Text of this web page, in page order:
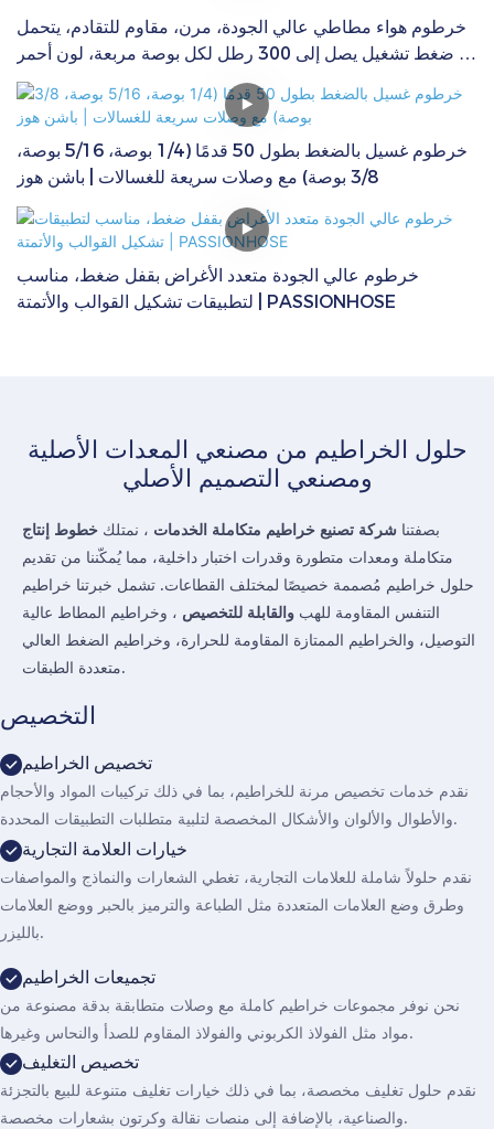
خرطوم هواء مطاطي عالي الجودة، مرن، مقاوم للتقادم، يتحمل
ضغط تشغيل يصل إلى 300 رطل لكل بوصة مربعة، لون أحمر |
PASSIONHOSE
خرطوم غسيل بالضغط بطول 50 قدمًا (1/4 بوصة، 5/16 بوصة،
3/8 بوصة) مع وصلات سريعة للغسالات | باشن هوز
خرطوم عالي الجودة متعدد الأغراض بقفل ضغط، مناسب
لتطبيقات تشكيل القوالب والأتمتة | PASSIONHOSE
حلول الخراطيم من مصنعي المعدات الأصلية
ومصنعي التصميم الأصلي
بصفتنا شركة تصنيع خراطيم متكاملة الخدمات ، نمتلك خطوط إنتاج
متكاملة ومعدات متطورة وقدرات اختبار داخلية، مما يُمكّننا من تقديم
حلول خراطيم مُصممة خصيصًا لمختلف القطاعات. تشمل خبرتنا خراطيم
التنفس المقاومة للهب والقابلة للتخصيص ، وخراطيم المطاط عالية
التوصيل، والخراطيم الممتازة المقاومة للحرارة، وخراطيم الضغط العالي
متعددة الطبقات.
التخصيص
تخصيص الخراطيم
نقدم خدمات تخصيص مرنة للخراطيم، بما في ذلك تركيبات المواد والأحجام
والأطوال والألوان والأشكال المخصصة لتلبية متطلبات التطبيقات المحددة.
خيارات العلامة التجارية
نقدم حلولاً شاملة للعلامات التجارية، تغطي الشعارات والنماذج والمواصفات
وطرق وضع العلامات المتعددة مثل الطباعة والترميز بالحبر ووضع العلامات
بالليزر.
تجميعات الخراطيم
نحن نوفر مجموعات خراطيم كاملة مع وصلات متطابقة بدقة مصنوعة من
مواد مثل الفولاذ الكربوني والفولاذ المقاوم للصدأ والنحاس وغيرها.
تخصيص التغليف
نقدم حلول تغليف مخصصة، بما في ذلك خيارات تغليف متنوعة للبيع بالتجزئة
والصناعية، بالإضافة إلى منصات نقالة وكرتون بشعارات مخصصة.